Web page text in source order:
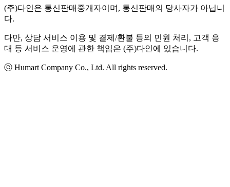
(주)다인은 통신판매중개자이며, 통신판매의 당사자가 아닙니
다.
다만, 상담 서비스 이용 및 결제/환불 등의 민원 처리, 고객 응
대 등 서비스 운영에 관한 책임은 (주)다인에 있습니다.
ⓒ Humart Company Co., Ltd. All rights reserved.